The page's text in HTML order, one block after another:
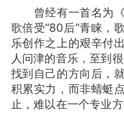
曾经有一首名为《
歌倍受“80后”青睐，
乐创作之上的艰辛付
人问津的音乐，至到
找到自己的方向后，
积累实力，而非蜻蜓
止，难以在一个专业